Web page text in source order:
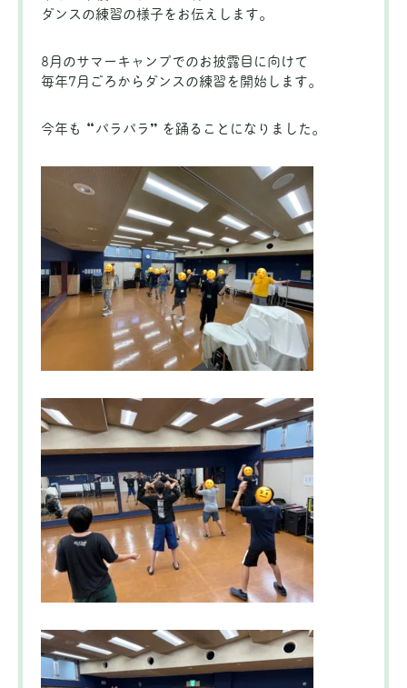
ダンスの練習の様子をお伝えします。
8月のサマーキャンプでのお披露目に向けて
毎年7月ごろからダンスの練習を開始します。
今年も “パラパラ” を踊ることになりました。